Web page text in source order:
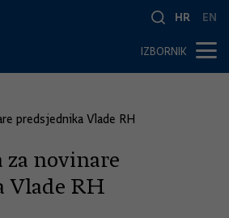
HR EN
IZBORNIK
predsjednika Vlade RH
novinare
Vlade RH